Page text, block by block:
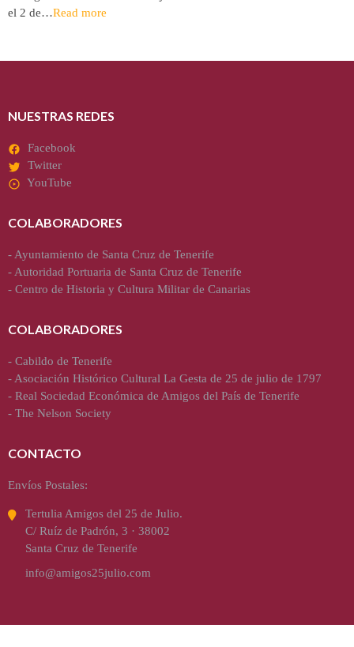
el 2 de…Read more
NUESTRAS REDES
Facebook
Twitter
YouTube
COLABORADORES
- Ayuntamiento de Santa Cruz de Tenerife
- Autoridad Portuaria de Santa Cruz de Tenerife
- Centro de Historia y Cultura Militar de Canarias
COLABORADORES
- Cabildo de Tenerife
- Asociación Histórico Cultural La Gesta de 25 de julio de 1797
- Real Sociedad Económica de Amigos del País de Tenerife
- The Nelson Society
CONTACTO
Envíos Postales:
Tertulia Amigos del 25 de Julio.
C/ Ruíz de Padrón, 3 · 38002
Santa Cruz de Tenerife
info@amigos25julio.com